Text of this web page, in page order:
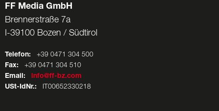
FF Media GmbH
Brennerstraße 7a
I-39100 Bozen / Südtirol
Telefon: +39 0471 304 500
Fax: +39 0471 304 510
Email:
info@ff-bz.com
USt-IdNr.: IT00652330218